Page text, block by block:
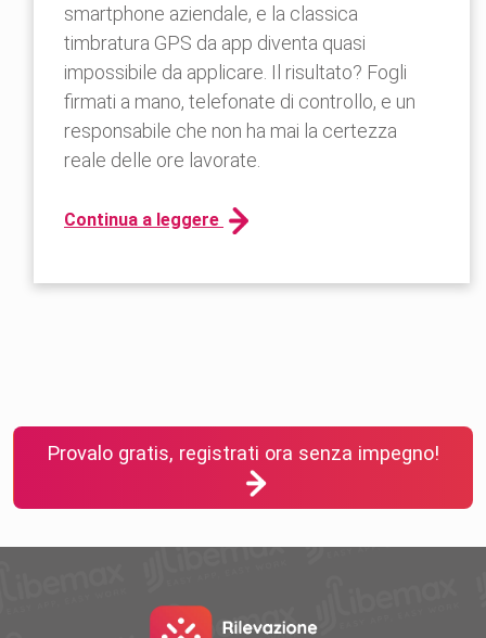
smartphone aziendale, e la classica
timbratura GPS da app diventa quasi
impossibile da applicare. Il risultato? Fogli
firmati a mano, telefonate di controllo, e un
responsabile che non ha mai la certezza
reale delle ore lavorate.
Continua a leggere
Provalo gratis, registrati ora senza impegno!